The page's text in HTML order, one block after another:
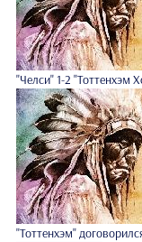
"Челси" 1-2 "Тоттенхэм
"Тоттенхэм"